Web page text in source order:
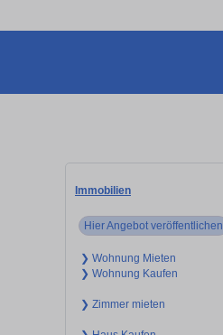
Immobilien
Hier Angebot veröffentlichen
❯ Wohnung Mieten
❯ Wohnung Kaufen
❯ Zimmer mieten